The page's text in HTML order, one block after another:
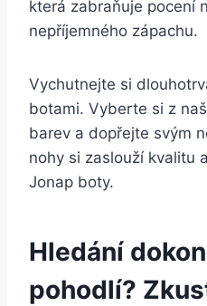
která zabraňuje pocení
nepříjemného zápachu.
Vychutnejte ‍si
botami. Vyberte⁣ si z
barev a ⁢dopřejte svým
⁣nohy ⁢si zaslouží ⁤kvalitu
Jonap⁢ boty.
Hledání
pohodlí?‍